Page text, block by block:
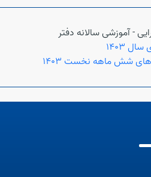
- آموزشی سالانه دفتر
1403
های شش ماهه نخست 1403